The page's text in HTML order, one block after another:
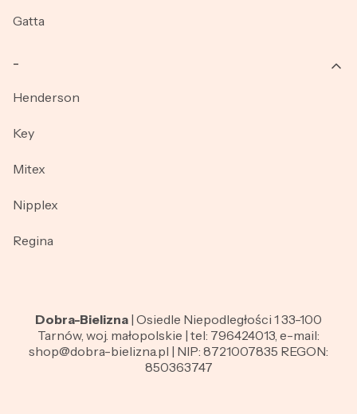
Gatta
Henderson
Key
Mitex
Nipplex
Regina
Dobra-Bielizna | Osiedle Niepodległości 1 33-100
Tarnów, woj. małopolskie | tel: 796424013, e-mail:
shop@dobra-bielizna.pl | NIP: 8721007835 REGON:
850363747